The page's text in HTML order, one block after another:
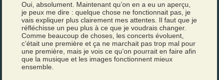
Oui, absolument. Maintenant qu’on en a eu un aperçu,
je peux me dire : quelque chose ne fonctionnait pas, je
vais expliquer plus clairement mes attentes. Il faut que je
réfléchisse un peu plus à ce que je voudrais changer.
Comme beaucoup de choses, les concerts évoluent,
c’était une première et ça ne marchait pas trop mal pour
une première, mais je vois ce qu’on pourrait en faire afin
que la musique et les images fonctionnent mieux
ensemble.